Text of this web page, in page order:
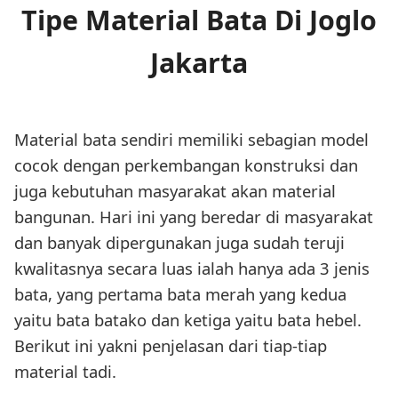
Tipe Material Bata Di Joglo
Jakarta
Material bata sendiri memiliki sebagian model
cocok dengan perkembangan konstruksi dan
juga kebutuhan masyarakat akan material
bangunan. Hari ini yang beredar di masyarakat
dan banyak dipergunakan juga sudah teruji
kwalitasnya secara luas ialah hanya ada 3 jenis
bata, yang pertama bata merah yang kedua
yaitu bata batako dan ketiga yaitu bata hebel.
Berikut ini yakni penjelasan dari tiap-tiap
material tadi.